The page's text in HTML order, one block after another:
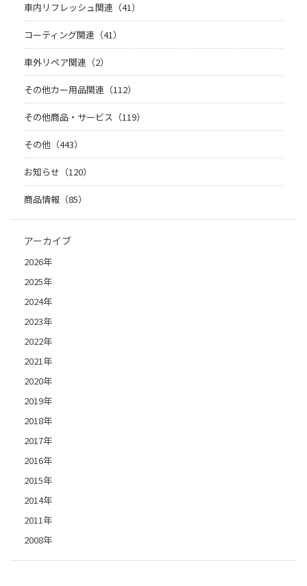
車内リフレッシュ関連（41）
コーティング関連（41）
車外リペア関連（2）
その他カー用品関連（112）
その他商品・サービス（119）
その他（443）
お知らせ（120）
商品情報（85）
アーカイブ
2026年
2025年
2024年
2023年
2022年
2021年
2020年
2019年
2018年
2017年
2016年
2015年
2014年
2011年
2008年